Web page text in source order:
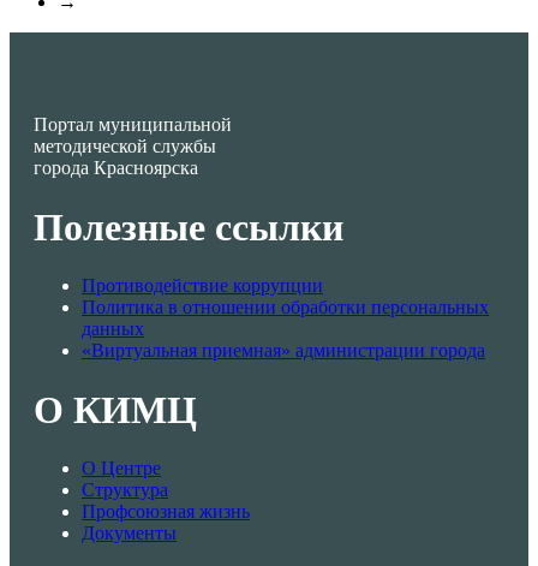
Портал муниципальной
методической службы
города Красноярска
Полезные ссылки
Противодействие коррупции
Политика в отношении обработки персональных
данных
«Виртуальная приемная» администрации города
О КИМЦ
О Центре
Структура
Профсоюзная жизнь
Документы